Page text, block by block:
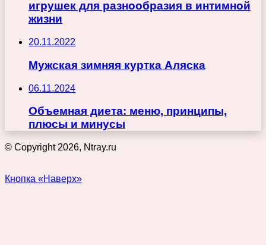
игрушек для разнообразия в интимной
жизни
20.11.2022
Мужская зимняя куртка Аляска
06.11.2024
Объемная диета: меню, принципы,
плюсы и минусы
© Copyright 2026, Ntray.ru
Кнопка «Наверх»